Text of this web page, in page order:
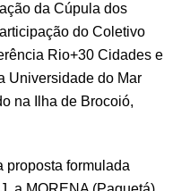
da Cúpula dos
do Coletivo
Rio+30 Cidades e
Universidade do Mar
na Ilha de Brocoió,
proposta formulada